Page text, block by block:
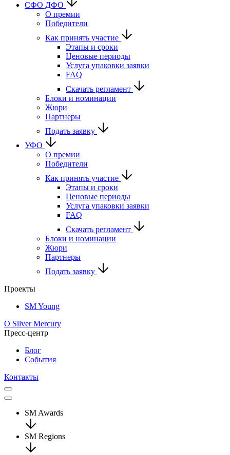
CФО ДФО
О премии
Победители
Как принять участие
Этапы и сроки
Ценовые периоды
Услуга упаковки заявки
FAQ
Скачать регламент
Блоки и номинации
Жюри
Партнеры
Подать заявку
УФО
О премии
Победители
Как принять участие
Этапы и сроки
Ценовые периоды
Услуга упаковки заявки
FAQ
Скачать регламент
Блоки и номинации
Жюри
Партнеры
Подать заявку
Проекты
SM Young
О Silver Mercury
Пресс-центр
Блог
События
Контакты
SM Awards
SM Regions